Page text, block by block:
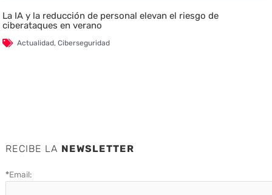
La IA y la reducción de personal elevan el riesgo de
ciberataques en verano
Actualidad,Ciberseguridad
RECIBE LA NEWSLETTER
*Email: